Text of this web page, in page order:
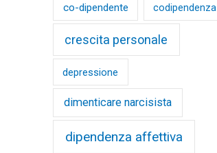
co-dipendente codipendenza
crescita personale
depressione
dimenticare narcisista
dipendenza affettiva